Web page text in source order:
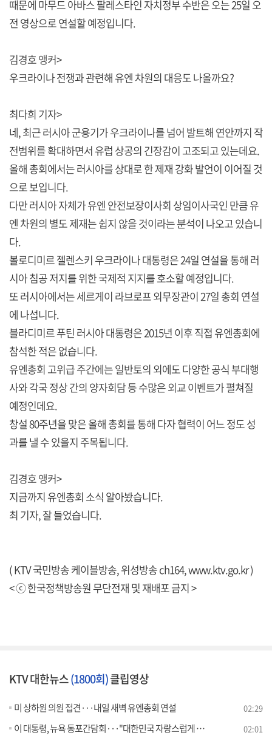
때문에 마무드 아바스 팔레스타인 자치정부 수반은 오는 25일 오
전 영상으로 연설할 예정입니다.
김경호 앵커>
우크라이나 전쟁과 관련해 유엔 차원의 대응도 나올까요?
최다희 기자>
네, 최근 러시아 군용기가 우크라이나를 넘어 발트해 연안까지 작
전범위를 확대하면서 유럽 상공의 긴장감이 고조되고 있는데요.
올해 총회에서는 러시아를 상대로 한 제재 강화 발언이 이어질 것
으로 보입니다.
다만 러시아 자체가 유엔 안전보장이사회 상임이사국인 만큼 유
엔 차원의 별도 제재는 쉽지 않을 것이라는 분석이 나오고 있습니
다.
볼로디미르 젤렌스키 우크라이나 대통령은 24일 연설을 통해 러
시아 침공 저지를 위한 국제적 지지를 호소할 예정입니다.
또 러시아에서는 세르게이 라브로프 외무장관이 27일 총회 연설
에 나섭니다.
블라디미르 푸틴 러시아 대통령은 2015년 이후 직접 유엔총회에
참석한 적은 없습니다.
유엔총회 고위급 주간에는 일반토의 외에도 다양한 공식 부대행
사와 각국 정상 간의 양자회담 등 수많은 외교 이벤트가 펼쳐질
예정인데요.
창설 80주년을 맞은 올해 총회를 통해 다자 협력이 어느 정도 성
과를 낼 수 있을지 주목됩니다.
김경호 앵커>
지금까지 유엔총회 소식 알아봤습니다.
최 기자, 잘 들었습니다.
( KTV 국민방송 케이블방송, 위성방송 ch164,www.ktv.go.kr)
< ⓒ 한국정책방송원 무단전재 및 재배포 금지 >
KTV 대한뉴스(1800회)클립영상
미 상하원 의원 접견···내일 새벽 유엔총회 연설 02:29
이 대통령, 뉴욕 동포간담회···"대한민국 자랑스럽게 만들 것" 02:01